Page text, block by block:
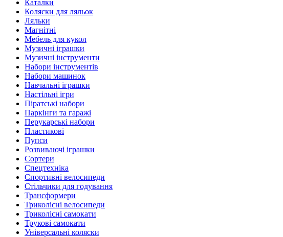
Каталки
Коляски для ляльок
Ляльки
Магнітні
Мебель для кукол
Музичні іграшки
Музичні інструменти
Набори інструментів
Набори машинок
Навчальні іграшки
Настільні ігри
Піратські набори
Паркінги та гаражі
Перукарські набори
Пластикові
Пупси
Розвиваючі іграшки
Сортери
Спецтехніка
Спортивні велосипеди
Стільчики для годування
Трансформери
Триколісні велосипеди
Триколісні самокати
Трукові самокати
Універсальні коляски